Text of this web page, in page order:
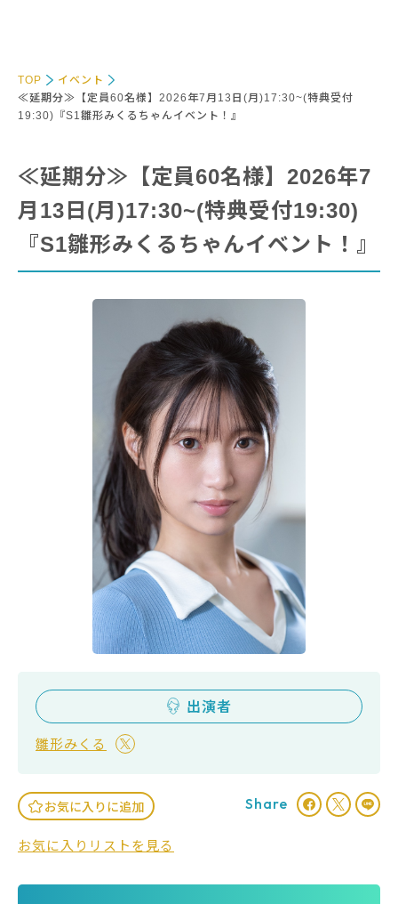
TOP
イベント
≪延期分≫【定員60名様】2026年7月13日(月)17:30~(特典受付
19:30)『S1雛形みくるちゃんイベント！』
≪延期分≫【定員60名様】2026年7
月13日(月)17:30~(特典受付19:30)
『S1雛形みくるちゃんイベント！』
出演者
雛形みくる
お気に入りに追加
お気に入りリストを見る
Share